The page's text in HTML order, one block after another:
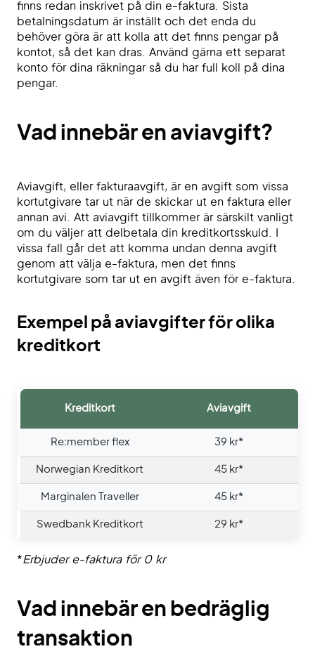
finns redan inskrivet på din e-faktura. Sista
betalningsdatum är inställt och det enda du
behöver göra är att kolla att det finns pengar på
kontot, så det kan dras. Använd gärna ett separat
konto för dina räkningar så du har full koll på dina
pengar.
Vad innebär en aviavgift?
Aviavgift, eller fakturaavgift, är en avgift som vissa
kortutgivare tar ut när de skickar ut en faktura eller
annan avi. Att aviavgift tillkommer är särskilt vanligt
om du väljer att delbetala din kreditkortsskuld. I
vissa fall går det att komma undan denna avgift
genom att välja e-faktura, men det finns
kortutgivare som tar ut en avgift även för e-faktura.
Exempel på aviavgifter för olika
kreditkort
Kreditkort Aviavgift
Re:member flex 39 kr*
Norwegian Kreditkort 45 kr*
Marginalen Traveller 45 kr*
Swedbank Kreditkort 29 kr*
*Erbjuder e-faktura för 0 kr
Vad innebär en bedräglig
transaktion